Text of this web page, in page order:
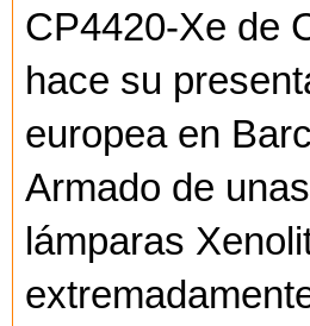
CP4420-Xe de
hace su
europea en
Armado de unas
lámparas